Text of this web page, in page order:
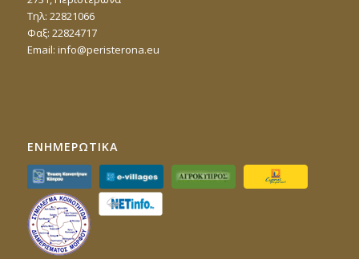
Τηλ: 22821066
Φαξ: 22824717
Email: info@peristerona.eu
ΕΝΗΜΕΡΩΤΙΚΑ